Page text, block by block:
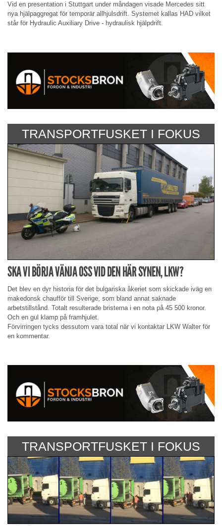
Vid en presentation i Stuttgart under måndagen visade Mercedes sitt
nya hjälpaggregat för temporär allhjulsdrift. Systemet kallas HAD vilket
står för Hydraulic Auxiliary Drive - hydraulisk hjälpdrift.
TRANSPORTFUSKET I FOKUS
SKA VI BÖRJA VÄNJA OSS VID DEN HÄR SYNEN, LKW?
Det blev en dyr historia för det bulgariska åkeriet som skickade iväg en
makedonsk chaufför till Sverige, som bland annat saknade
arbetstillstånd. Totalt resulterade bristerna i en nota på 45 500 kronor.
Och en gul klamp på framhjulet.
Förvirringen tycks dessutom vara total när vi kontaktar LKW Walter för
en kommentar.
TRANSPORTFUSKET I FOKUS